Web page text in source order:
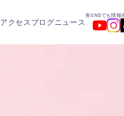
アクセス ブログニュース
各SNSでも情報